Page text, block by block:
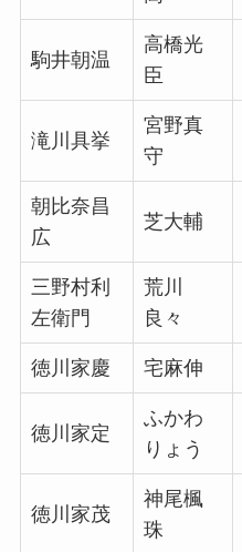
駒井朝温
高橋光
臣
滝川具挙
宮野真
守
朝比奈昌
広
芝大輔
三野村利
左衛門
荒川
良々
徳川家慶 宅麻伸
徳川家定
ふかわ
りょう
徳川家茂
神尾楓
珠